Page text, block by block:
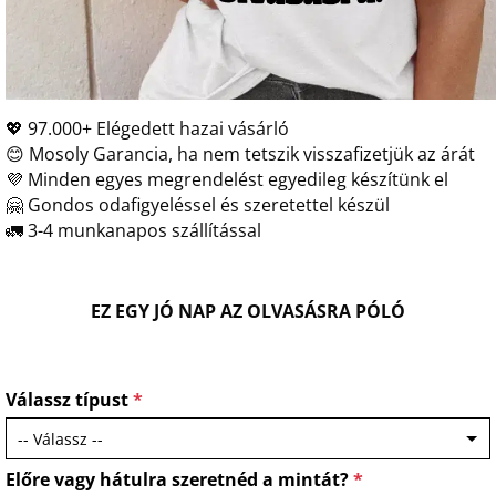
💖 97.000+ Elégedett hazai vásárló
😊 Mosoly Garancia, ha nem tetszik visszafizetjük az árát
💜 Minden egyes megrendelést egyedileg készítünk el
🤗 Gondos odafigyeléssel és szeretettel készül
🚛 3-4 munkanapos szállítással
EZ EGY JÓ NAP AZ OLVASÁSRA PÓLÓ
Válassz típust*
Előre vagy hátulra szeretnéd a mintát?*